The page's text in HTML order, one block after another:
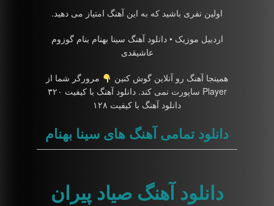
اولین نفری باشید که به این آهنگ امتیاز می دهید.
اردبیل موزیک • دانلود آهنگ سینا بهنام بنام گوزوم
عاشیقدی
همینجا آهنگ رو آنلاین گوش کنین
مرورگر شما از
Player ساپورت نمی کند. دانلود آهنگ با کیفیت ۳۲۰
دانلود آهنگ با کیفیت ۱۲۸
دانلود تمامی آهنگ های سینا بهنام
دانلود آهنگ صیاد پیران